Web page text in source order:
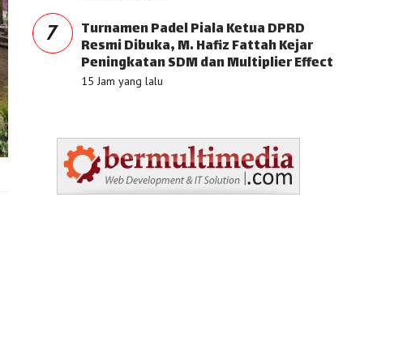
7 Turnamen Padel Piala Ketua DPRD
Resmi Dibuka, M. Hafiz Fattah Kejar
Peningkatan SDM dan Multiplier Effect
15 Jam yang lalu